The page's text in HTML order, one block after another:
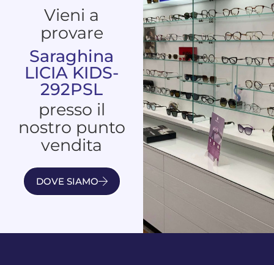
Vieni a
provare
Saraghina
LICIA KIDS-
292PSL
presso il
nostro punto
vendita
DOVE SIAMO